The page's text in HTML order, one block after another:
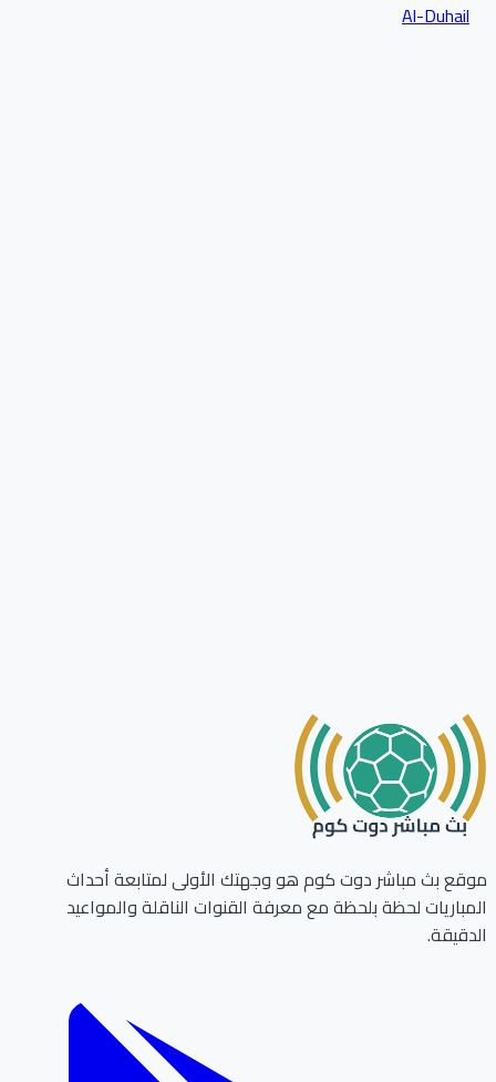
Al-Duhail
بث مباشر دوت كوم هو وجهتك الأولى لمتابعة أحداث
لحظة بلحظة مع معرفة القنوات الناقلة والمواعيد